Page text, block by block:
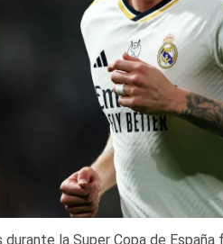
durante la Super Copa de